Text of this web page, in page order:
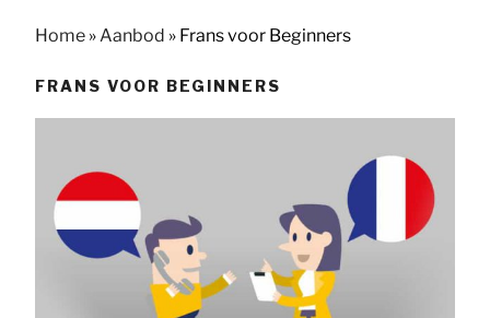
Home »Aanbod » Frans voor Beginners
FRANS VOOR BEGINNERS